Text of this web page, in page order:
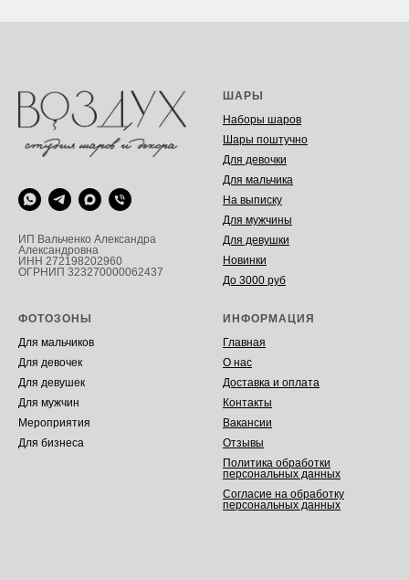
ИП Вальченко Александра
Александровна
ИНН 272198202960
ОГРНИП 323270000062437
ШАРЫ
Наборы шаров
Шары поштучно
Для девочки
Для мальчика
На выписку
Для мужчины
Для девушки
Новинки
До 3000 руб
ФОТОЗОНЫ
Для мальчиков
Для девочек
Для девушек
Для мужчин
Мероприятия
Для бизнеса
ИНФОРМАЦИЯ
Главная
О нас
Доставка и оплата
Контакты
Вакансии
Отзывы
Политика обработки
персональных данных
Согласие на обработку
персональных данных